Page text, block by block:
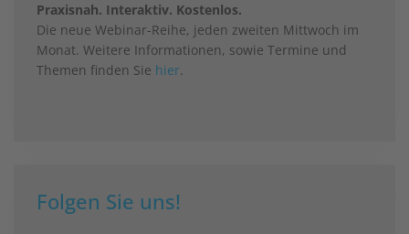
Praxisnah. Interaktiv. Kostenlos.
Die neue Webinar-Reihe, jeden zweiten Mittwoch im
Monat. Weitere Informationen, sowie Termine und
Themen finden Sie hier.
Folgen Sie uns!